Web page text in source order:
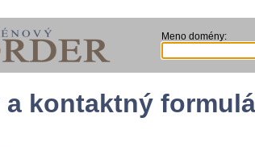
Meno domény:
kontaktný